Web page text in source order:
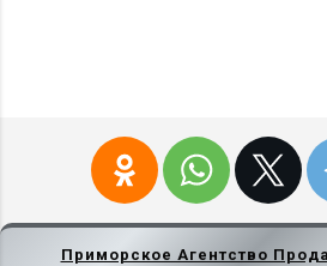
Приморское Агентство